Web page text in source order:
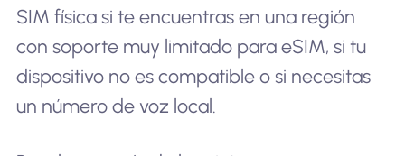
SIM física si te encuentras en una región
con soporte muy limitado para eSIM, si tu
dispositivo no es compatible o si necesitas
un número de voz local.